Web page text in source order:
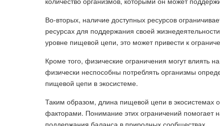
Во-вторых, наличие доступных ресурсов
ресурсах для поддержания своей
уровне пищевой цепи, это может привести к
Кроме того, физические ограничения могут влиять
физически неспособны потреблять организмы
пищевой цепи в экосистеме.
Таким образом, длина пищевой цепи в экосистемах
факторами. Понимание этих ограничений помогает
поддержания баланса в природных сообществах.